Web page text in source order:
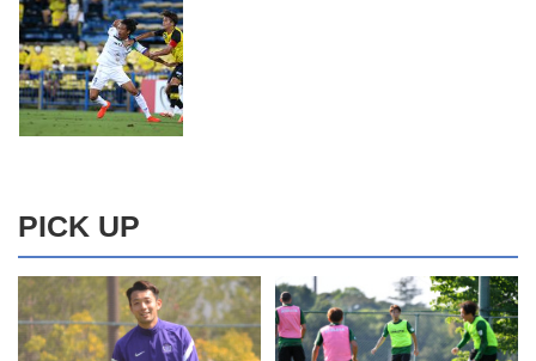
PICK UP